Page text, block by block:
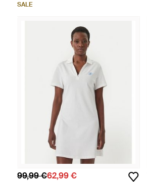
SALE
99,99 €62,99 €